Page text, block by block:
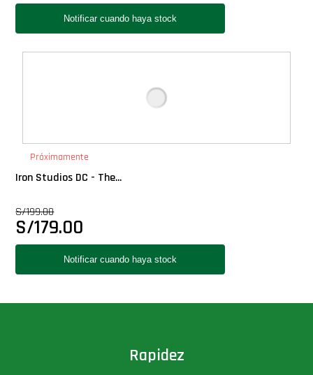
Moments
Plush
Pop Nook (Rincon)
Pop Regular
Próximamente
Iron Studios DC - The...
S/199.00
S/179.00
Rapidez